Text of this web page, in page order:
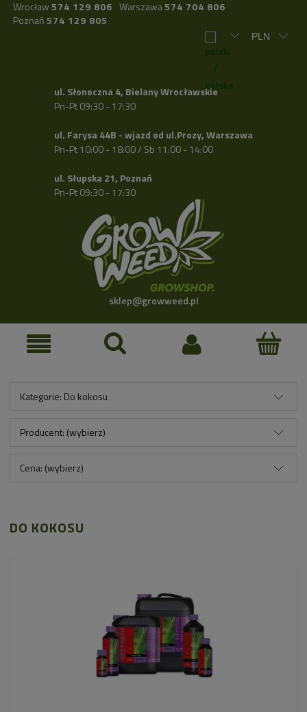
Wrocław 574 129 806 Warszawa574 704 806
Poznań 574 129 805
ul. Słoneczna 4, Bielany Wrocławskie
Pn-Pt 09:30 - 17:30
ul. Farysa 44B - wjazd od ul.Prozy, Warszawa
Pn-Pt 10:00 - 18:00 / Sb 11:00 - 14:00
ul. Słupska 21, Poznań
Pn-Pt 09:30 - 17:30
sklep@growweed.pl
Kategorie: Do kokosu
Producent: (wybierz)
Cena: (wybierz)
DO KOKOSU